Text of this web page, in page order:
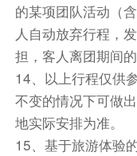
的某项团队活动（
人自动放弃行程，
担，客人离团期间
14、以上行程仅供
不变的情况下可做
地实际安排为准。
15、基于旅游体验